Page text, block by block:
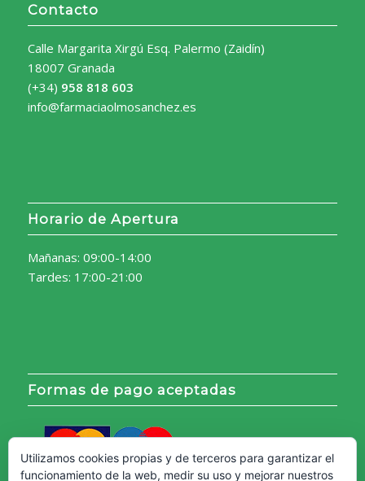
Contacto
Calle Margarita Xirgú Esq. Palermo (Zaidín)
18007 Granada
(+34) 958 818 603
info@farmaciaolmosanchez.es
Horario de Apertura
Mañanas: 09:00-14:00
Tardes: 17:00-21:00
Formas de pago aceptadas
Utilizamos cookies propias y de terceros para garantizar el
funcionamiento de la web, medir su uso y mejorar nuestros